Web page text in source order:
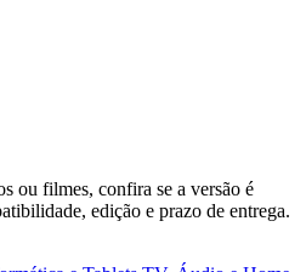
ou filmes, confira se a versão é
edição e prazo de entrega.